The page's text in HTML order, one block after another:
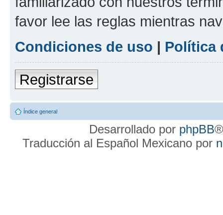
favor lee las reglas mientras
Condiciones de uso | Política
Registrarse
Índice general
Desarrollado por phpBB
Traducción al Español Mexicano por